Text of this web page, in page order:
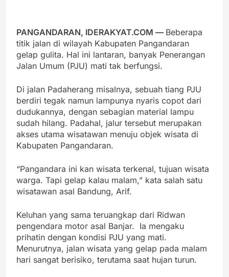
PANGANDARAN, IDERAKYAT.COM — Beberapa
titik jalan di wilayah Kabupaten Pangandaran
gelap gulita. Hal ini lantaran, banyak Penerangan
Jalan Umum (PJU) mati tak berfungsi.
Di jalan Padaherang misalnya, sebuah tiang PJU
berdiri tegak namun lampunya nyaris copot dari
dudukannya, dengan sebagian material lampu
sudah hilang. Padahal, jalur tersebut merupakan
akses utama wisatawan menuju objek wisata di
Kabupaten Pangandaran.
“Pangandara ini kan wisata terkenal, tujuan wisata
warga. Tapi gelap kalau malam,” kata salah satu
wisatawan asal Bandung, Arif.
Keluhan yang sama teruangkap dari Ridwan
pengendara motor asal Banjar. Ia mengaku
prihatin dengan kondisi PJU yang mati.
Menurutnya, jalan wisata yang gelap pada malam
hari sangat berisiko, terutama saat hujan turun.